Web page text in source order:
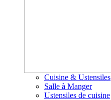
Cuisine & Ustensiles
Salle à Manger
Ustensiles de cuisine